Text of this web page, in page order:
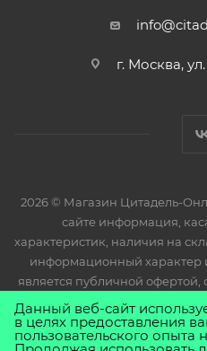
г. Москва,
2026 © Магазин Цитадель-
сайте информация,
характеристик, наличия на
информационный характер
является публичной
Статьи 437(2)
Данный веб-сайт
в целях предоставления
пользовательского опыта